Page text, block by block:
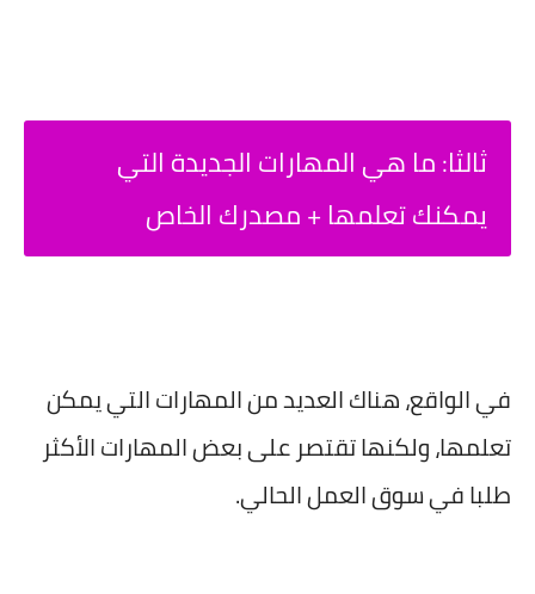
ثالثا: ما هي المهارات الجديدة التي
يمكنك تعلمها + مصدرك الخاص
في الواقع، هناك العديد من المهارات التي يمكن
تعلمها، ولكنها تقتصر على بعض المهارات الأكثر
طلبا في سوق العمل الحالي.